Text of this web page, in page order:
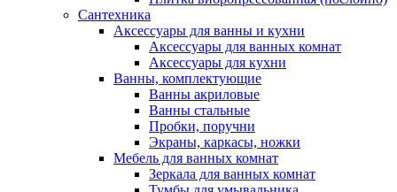
Сантехника
Аксессуары для ванны и кухни
Аксессуары для ванных комнат
Аксессуары для кухни
Ванны, комплектующие
Ванны акриловые
Ванны стальные
Пробки, поручни
Экраны, каркасы, ножки
Мебель для ванных комнат
Зеркала для ванных комнат